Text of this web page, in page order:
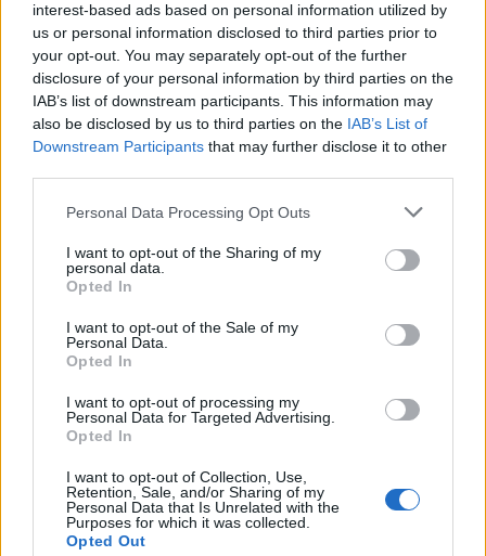
interest-based ads based on personal information utilized by
us or personal information disclosed to third parties prior to
your opt-out. You may separately opt-out of the further
disclosure of your personal information by third parties on the
IAB’s list of downstream participants. This information may
also be disclosed by us to third parties on the IAB’s List of
Downstream Participants that may further disclose it to other
Please note that this website/app uses one or more Google
not limited to your visit or usage behaviour. You may click to
grant or deny consent to Google and its third-party tags to
use your data for below specified purposes in below Google
consent section.
Personal Data Processing Opt Outs
I want to opt-out of the Sharing of my
personal data.
Opted In
I want to opt-out of the Sale of my
Personal Data.
Opted In
I want to opt-out of processing my
Personal Data for Targeted Advertising.
Opted In
I want to opt-out of Collection, Use,
Retention, Sale, and/or Sharing of my
Personal Data that Is Unrelated with the
Purposes for which it was collected.
Opted Out
AUTORE
AiAdhubMedia